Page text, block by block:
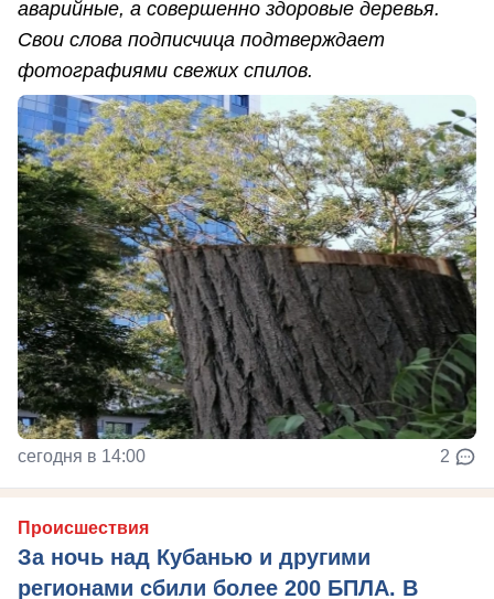
аварийные, а совершенно здоровые деревья.
Свои слова подписчица подтверждает
фотографиями свежих спилов.
сегодня в 14:00 2
Происшествия
За ночь над Кубанью и другими
регионами сбили более 200 БПЛА. В